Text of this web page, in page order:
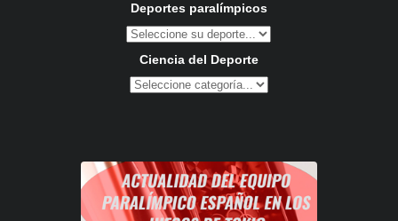
Deportes paralímpicos
Ciencia del Deporte